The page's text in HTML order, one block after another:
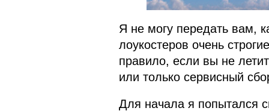
Я не могу передать вам,
лоукостеров очень
правило, если вы не
или только сервисный
Для начала я попытался